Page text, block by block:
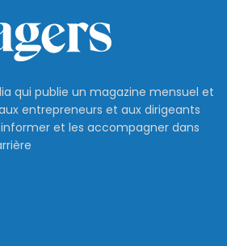
qui publie un magazine mensuel et
entrepreneurs et aux dirigeants
informer et les accompagner dans